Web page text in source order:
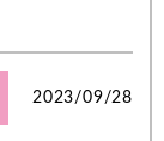
2023/09/28